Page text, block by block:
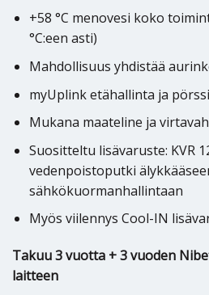
+58 °C menovesi koko
°C:een asti)
Mahdollisuus yhdistää
myUplink etähallinta ja
Mukana maateline ja
Suositteltu lisävaruste: KVR
vedenpoistoputki
sähkökuormanhallintaan
Myös viilennys Cool-IN
Takuu 3 vuotta + 3 vuoden
laitteen